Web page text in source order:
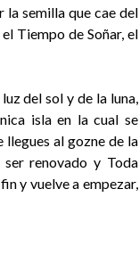
la semilla que cae del
Tiempo de Soñar, el
del sol y de la luna,
isla en la cual se
llegues al gozne de la
renovado y Toda
y vuelve a empezar,